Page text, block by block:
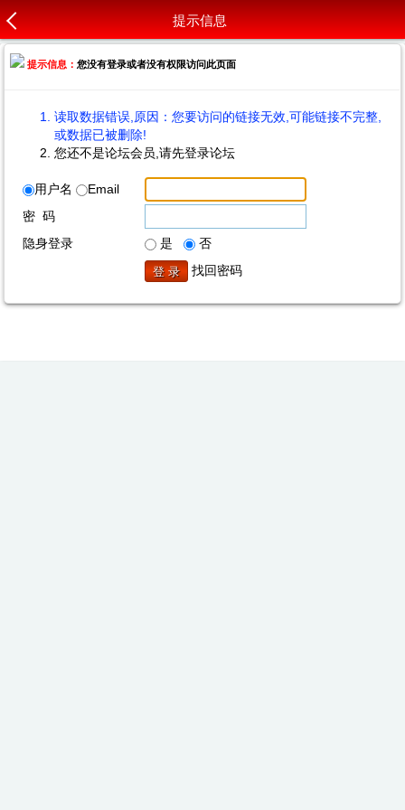
提示信息
提示信息：您没有登录或者没有权限访问此页面
读取数据错误,原因：您要访问的链接无效,可能链接不完整,
或数据已被删除!
您还不是论坛会员,请先登录论坛
用户名
Email
密 码
隐身登录
是
否
找回密码